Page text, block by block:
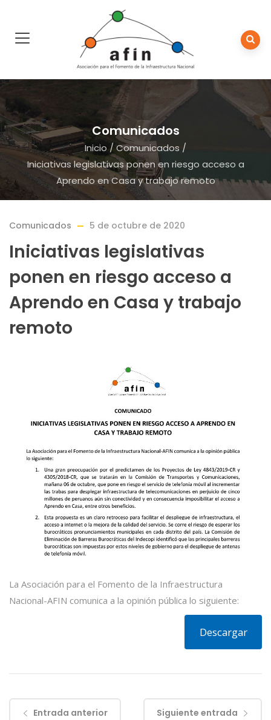
Comunicados
Inicio /Comunicados /
Iniciativas legislativas ponen en riesgo acceso a
Aprendo en Casa y trabajo remoto
Comunicados 5 de octubre de 2020
Iniciativas legislativas
ponen en riesgo acceso a
Aprendo en Casa y trabajo
remoto
La Asociación para el Fomento de la Infraestructura
Nacional-AFIN comunica a la opinión pública lo siguiente:
Descargar
Entrada anterior Siguiente entrada